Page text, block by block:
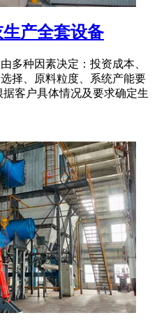
产全套设备
多种因素决定：投资成本、
择、原料粒度、系统产能要
客户具体情况及要求确定生